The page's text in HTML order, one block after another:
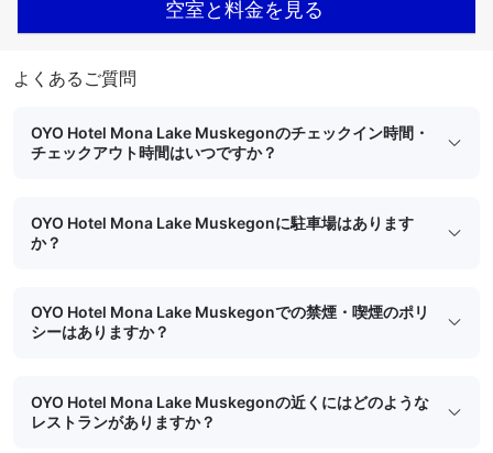
空室と料金を見る
よくあるご質問
OYO Hotel Mona Lake Muskegonのチェックイン時間・
チェックアウト時間はいつですか？
OYO Hotel Mona Lake Muskegonに駐車場はあります
か？
OYO Hotel Mona Lake Muskegonでの禁煙・喫煙のポリ
シーはありますか？
OYO Hotel Mona Lake Muskegonの近くにはどのような
レストランがありますか？